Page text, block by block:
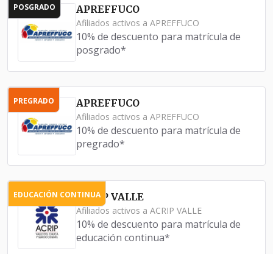
POSGRADO APREFFUCO
Afiliados activos a APREFFUCO
10% de descuento para matrícula de
posgrado*
PREGRADO APREFFUCO
Afiliados activos a APREFFUCO
10% de descuento para matrícula de
pregrado*
EDUCACIÓN CONTINUAACRIP VALLE
Afiliados activos a ACRIP VALLE
10% de descuento para matrícula de
educación continua*